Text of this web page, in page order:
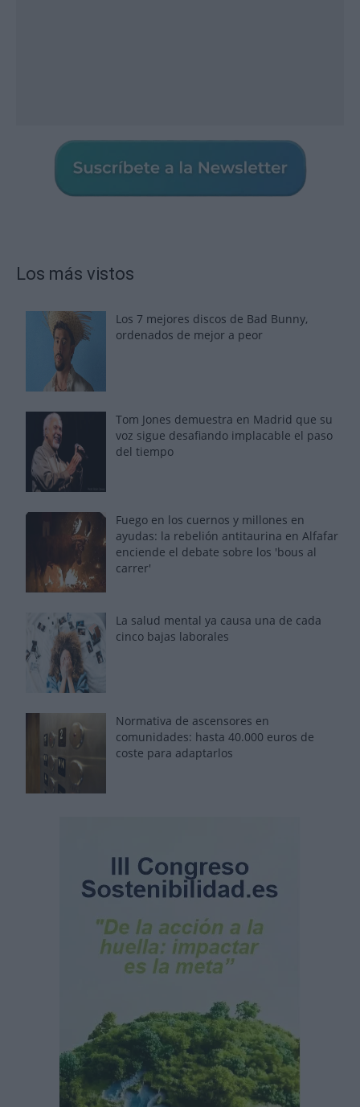
Los más vistos
Los 7 mejores discos de Bad Bunny,
ordenados de mejor a peor
Tom Jones demuestra en Madrid que su
voz sigue desafiando implacable el paso
del tiempo
Fuego en los cuernos y millones en
ayudas: la rebelión antitaurina en Alfafar
enciende el debate sobre los 'bous al
carrer'
La salud mental ya causa una de cada
cinco bajas laborales
Normativa de ascensores en
comunidades: hasta 40.000 euros de
coste para adaptarlos